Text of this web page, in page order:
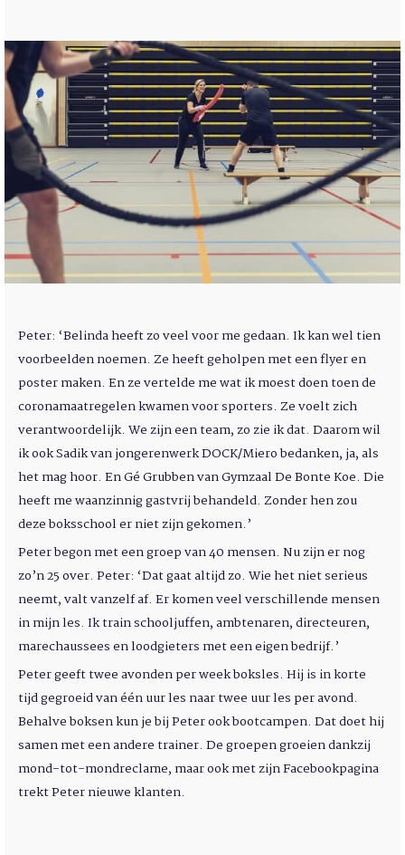
Peter: ‘Belinda heeft zo veel voor me gedaan. Ik kan wel tien
voorbeelden noemen. Ze heeft geholpen met een flyer en
poster maken. En ze vertelde me wat ik moest doen toen de
coronamaatregelen kwamen voor sporters. Ze voelt zich
verantwoordelijk. We zijn een team, zo zie ik dat. Daarom wil
ik ook Sadik van jongerenwerk DOCK/Miero bedanken, ja, als
het mag hoor. En Gé Grubben van Gymzaal De Bonte Koe. Die
heeft me waanzinnig gastvrij behandeld. Zonder hen zou
deze boksschool er niet zijn gekomen.’
Peter begon met een groep van 40 mensen. Nu zijn er nog
zo’n 25 over. Peter: ‘Dat gaat altijd zo. Wie het niet serieus
neemt, valt vanzelf af. Er komen veel verschillende mensen
in mijn les. Ik train schooljuffen, ambtenaren, directeuren,
marechaussees en loodgieters met een eigen bedrijf.’
Peter geeft twee avonden per week boksles. Hij is in korte
tijd gegroeid van één uur les naar twee uur les per avond.
Behalve boksen kun je bij Peter ook bootcampen. Dat doet hij
samen met een andere trainer. De groepen groeien dankzij
mond-tot-mondreclame, maar ook met zijn Facebookpagina
trekt Peter nieuwe klanten.